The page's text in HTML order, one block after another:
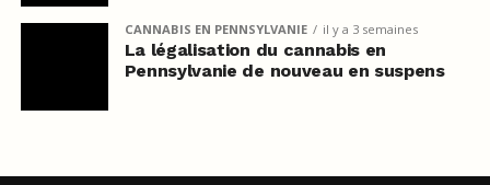
CANNABIS EN PENNSYLVANIE il y a 3 semaines
La légalisation du cannabis en
Pennsylvanie de nouveau en suspens